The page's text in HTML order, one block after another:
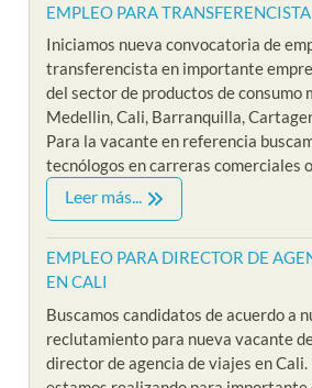
EMPLEO PARA TRANSFERENCISTA
Iniciamos nueva convocatoria de
transferencista en importante
del sector de productos de consumo
Medellin, Cali, Barranquilla,
Para la vacante en referencia
tecnólogos en carreras comerciales
Leer más...
EMPLEO PARA DIRECTOR DE
EN CALI
Buscamos candidatos de acuerdo a
reclutamiento para nueva vacante
director de agencia de viajes en Cali.